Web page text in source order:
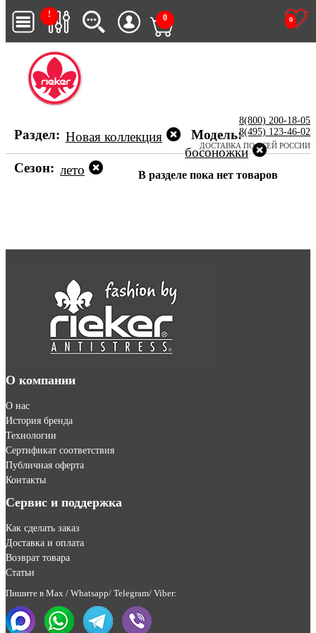
!
0
0
8(800) 200-18-05
8(495) 123-46-02
ДОСТАВКА ПО ВСЕЙ РОССИИ
Раздел: Новая коллекция
Модель:
босоножки
Сезон: лето В разделе пока нет товаров
О компании
О нас
История бренда
Технологии
Сертификат соответствия
Публичная оферта
Контакты
Сервис и поддержка
Как сделать заказ
Доставка и оплата
Возврат товара
Статьи
Пишите в Max / Whatsapp/ Telegram/ Viber: